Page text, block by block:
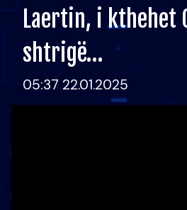
Laertin, i kthehet
shtrigë…
05:37 22.01.2025